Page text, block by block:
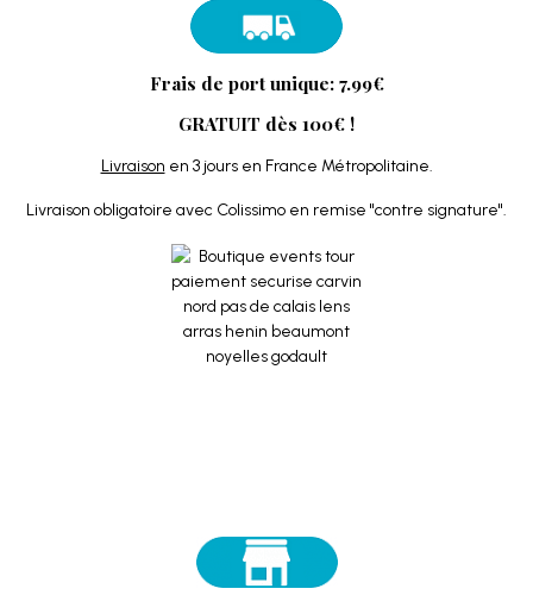
Frais de port unique: 7.99€
GRATUIT dès 100€ !
Livraison en 3 jours en France Métropolitaine.
Livraison obligatoire avec Colissimo en remise "contre signature".